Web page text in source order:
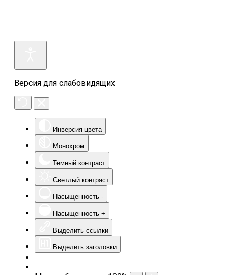
Версия для слабовидящих
Инверсия цвета
Монохром
Темный контраст
Светлый контраст
Насыщенность -
Насыщенность +
Выделить ссылки
Выделить заголовки